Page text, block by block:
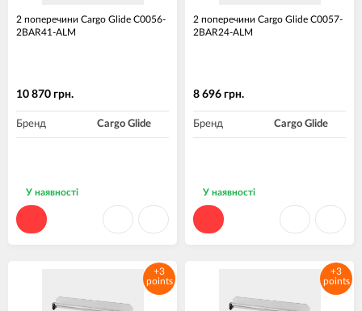
2 поперечини Cargo Glide C0056-
2BAR41-ALM
10 870 грн.
Бренд Cargo Glide
У наявності
2 поперечини Cargo Glide C0057-
2BAR24-ALM
8 696 грн.
Бренд Cargo Glide
У наявності
+3
points
+3
points